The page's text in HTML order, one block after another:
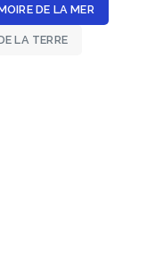
DE LA MER
LA TERRE